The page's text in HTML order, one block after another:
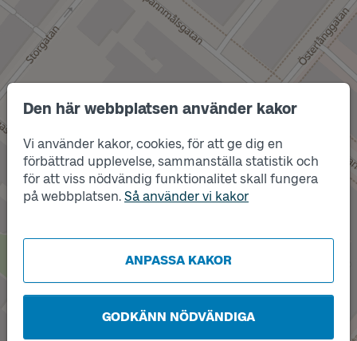
Den här webbplatsen använder kakor
Vi använder kakor, cookies, för att ge dig en
förbättrad upplevelse, sammanställa statistik och
för att viss nödvändig funktionalitet skall fungera
på webbplatsen. Så använder vi kakor
ANPASSA KAKOR
GODKÄNN NÖDVÄNDIGA
Läge
A
Läge
B